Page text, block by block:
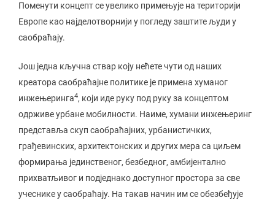
Поменути концепт се увелико примењује на територији
Европе као најделотворнији у погледу заштите људи у
саобраћају.
Још једна кључна ствар коју нећете чути од наших
креатора саобраћајне политике је примена хуманог
инжењеринга4, који иде руку под руку за концептом
одрживе урбане мобилности. Наиме, хумани инжењеринг
представља скуп саобраћајних, урбанистичких,
грађевинских, архитектонских и других мера са циљем
формирања јединственог, безбедног, амбијентално
прихватљивог и подједнако доступног простора за све
учеснике у саобраћају. На такав начин им се обезбеђује